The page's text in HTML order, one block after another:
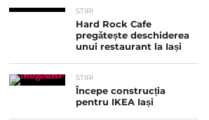
STIRI
Hard Rock Cafe
pregătește deschiderea
unui restaurant la Iași
STIRI
Începe construcția
pentru IKEA Iași